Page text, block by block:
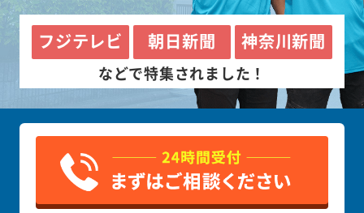
フジテレビ 朝日新聞 神奈川新聞
などで特集されました！